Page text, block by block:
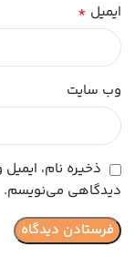
ایمیل *
وب‌ سایت
ذخیره نام،
دیدگاهی می‌نویسم.